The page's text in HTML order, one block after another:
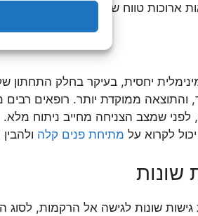
טווח שיכולות להחזיק בין 7 ל-10 שנים.
יחסית, בעיקר בחלק התחתון
והתוצאה ממוקדת יותר. רופאים רבים
לפני שמצב הצניחה מחייב ניתוח מלא.
לקרוא על מתיחת פנים קלה
שונות
גישות שונות לגישה אל הרקמות, לסוג